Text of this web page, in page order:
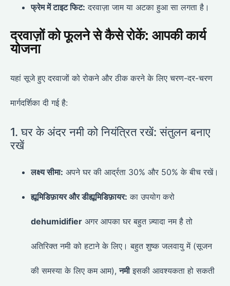
फ्रेम में टाइट फिट: दरवाज़ा जाम या अटका हुआ सा लगता है।
दरवाज़ों को फूलने से कैसे रोकें: आपकी कार्य
योजना
यहां सूजे हुए दरवाजों को रोकने और ठीक करने के लिए चरण-दर-चरण
मार्गदर्शिका दी गई है:
1. घर के अंदर नमी को नियंत्रित रखें: संतुलन बनाए
रखें
लक्ष्य सीमा: अपने घर की आर्द्रता 30% और 50% के बीच रखें।
ह्यूमिडिफ़ायर और डीह्यूमिडिफ़ायर: का उपयोग करो
dehumidifier अगर आपका घर बहुत ज़्यादा नम है तो
अतिरिक्त नमी को हटाने के लिए। बहुत शुष्क जलवायु में (सूजन
की समस्या के लिए कम आम),नमीइसकी आवश्यकता हो सकती